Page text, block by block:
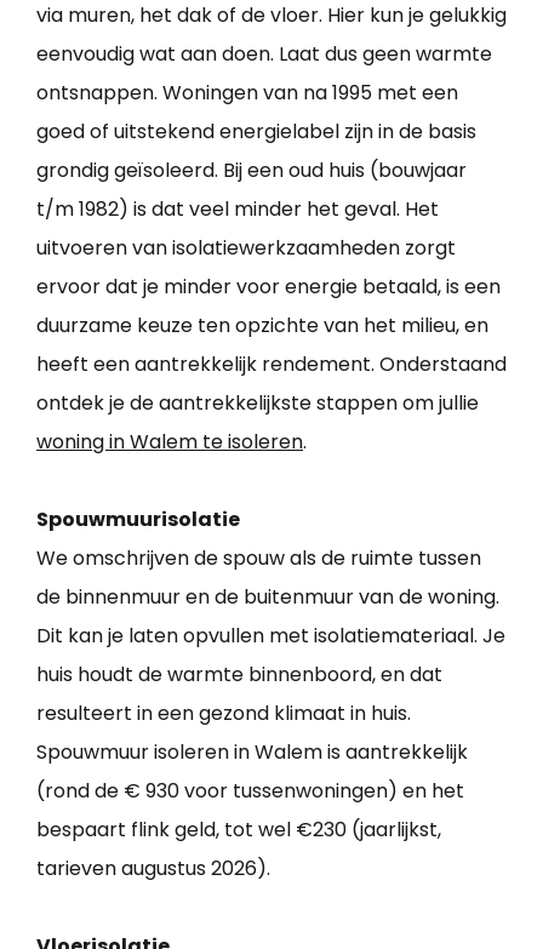
via muren, het dak of de vloer. Hier kun je gelukkig
eenvoudig wat aan doen. Laat dus geen warmte
ontsnappen. Woningen van na 1995 met een
goed of uitstekend energielabel zijn in de basis
grondig geïsoleerd. Bij een oud huis (bouwjaar
t/m 1982) is dat veel minder het geval. Het
uitvoeren van isolatiewerkzaamheden zorgt
ervoor dat je minder voor energie betaald, is een
duurzame keuze ten opzichte van het milieu, en
heeft een aantrekkelijk rendement. Onderstaand
ontdek je de aantrekkelijkste stappen om jullie
woning in Walem te isoleren.
Spouwmuurisolatie
We omschrijven de spouw als de ruimte tussen
de binnenmuur en de buitenmuur van de woning.
Dit kan je laten opvullen met isolatiemateriaal. Je
huis houdt de warmte binnenboord, en dat
resulteert in een gezond klimaat in huis.
Spouwmuur isoleren in Walem is aantrekkelijk
(rond de € 930 voor tussenwoningen) en het
bespaart flink geld, tot wel €230 (jaarlijkst,
tarieven augustus 2026).